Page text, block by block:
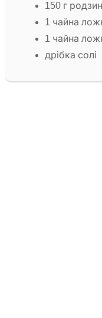
150 г
1 чайна
1 чайна
дрібка солі